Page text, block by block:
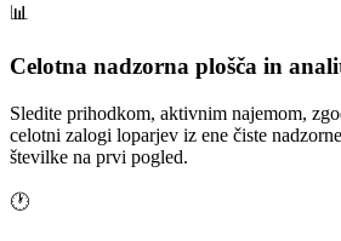
📊
Celotna nadzorna plošča in
Sledite prihodkom, aktivnim najemom,
celotni zalogi loparjev iz ene čiste
številke na prvi pogled.
🕐